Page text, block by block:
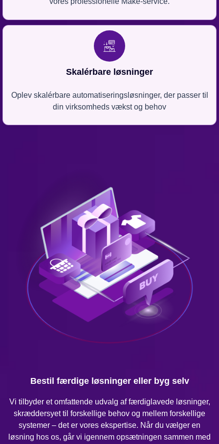
Skalérbare løsninger
Oplev skalérbare automatiseringsløsninger, der passer til
din virksomheds vækst og behov
Bestil færdige løsninger eller byg selv
Vi tilbyder et omfattende udvalg af færdiglavede løsninger,
skræddersyet til forskellige behov og mellem forskellige
systemer – det er vores ekspertise. Når du vælger en
løsning hos os, går vi igennem opsætningen sammen med